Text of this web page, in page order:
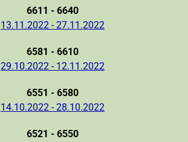
6611 - 6640
13.11.2022 - 27.11.2022
6581 - 6610
29.10.2022 - 12.11.2022
6551 - 6580
14.10.2022 - 28.10.2022
6521 - 6550